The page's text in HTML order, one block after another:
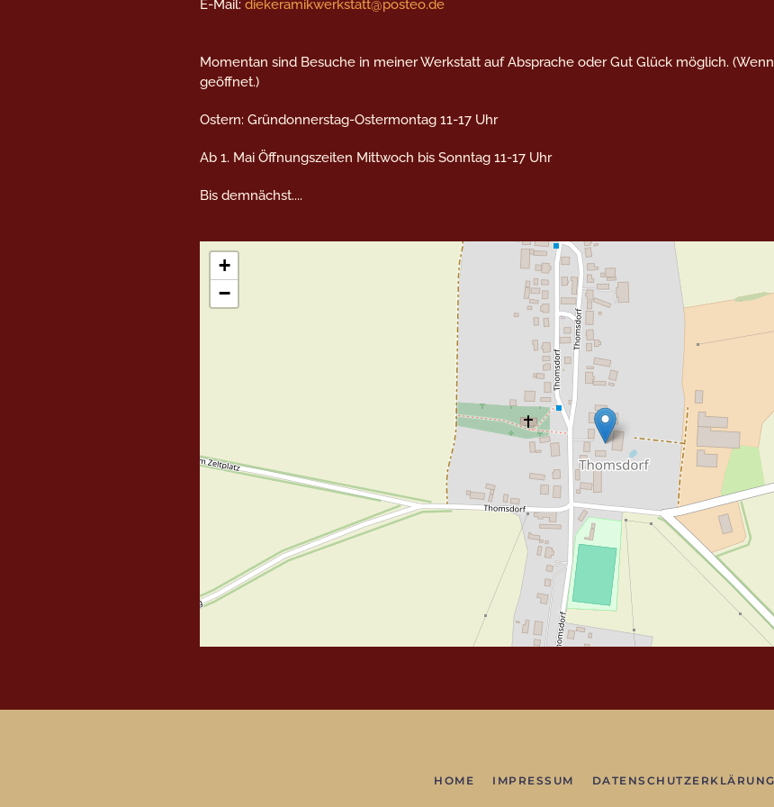
E-Mail: diekeramikwerkstatt@posteo.de
Momentan sind Besuche in meiner Werkstatt auf Absprache oder Gut Glück möglich.
geöffnet.)
Ostern: Gründonnerstag-Ostermontag 11-17 Uhr
Ab 1. Mai Öffnungszeiten Mittwoch bis Sonntag 11-17 Uhr
Bis demnächst....
+
−
HOME IMPRESSUM DATENSCHUTZERKLÄRUNG